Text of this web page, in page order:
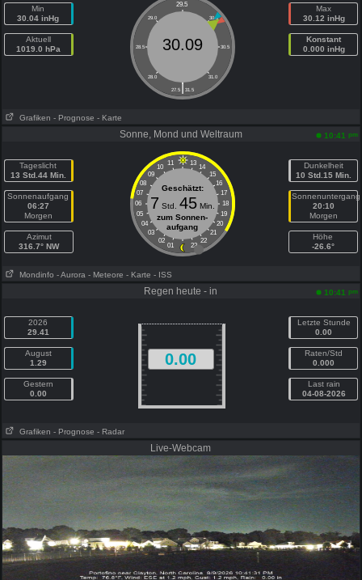
Min
30.04 inHg
Aktuell
1019.0 hPa
29.5
29.0 30.0
28.5 30.5
28.0 31.0
|
27.5 31.5
30.09
Max
30.12 inHg
Konstant
0.000 inHg
Grafiken - Prognose - Karte
Sonne, Mond und Weltraum 10:41 pm
Tageslicht
13 Std.44 Min.
Sonnenaufgang
06:27
Morgen
Azimut
316.7° NW
11 13
10
14
09
15
08
16
07
17
06
18
05
19
04
20
03
21
02
22
01 23
Geschätzt:
7 Std. 45Min.
zum Sonnen-
aufgang
Dunkelheit
10 Std.15 Min.
Sonnenuntergang
20:10
Morgen
Höhe
-26.6°
Mondinfo - Aurora - Meteore - Karte - ISS
Regen heute - in 10:41 pm
2026
29.41
August
1.29
Gestern
0.00
0.00
Letzte Stunde
0.00
Raten/Std
0.000
Last rain
04-08-2026
Grafiken - Prognose - Radar
Live-Webcam